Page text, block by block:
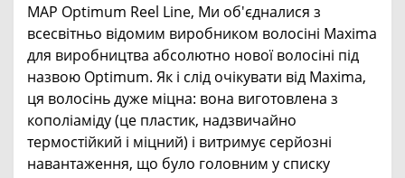
MAP Optimum Reel Line, Ми об'єдналися з
всесвітньо відомим виробником волосіні Maxima
для виробництва абсолютно нової волосіні під
назвою Optimum. Як і слід очікувати від Maxima,
ця волосінь дуже міцна: вона виготовлена ​​з
кополіаміду (це пластик, надзвичайно
термостійкий і міцний) і витримує серйозні
навантаження, що було головним у списку